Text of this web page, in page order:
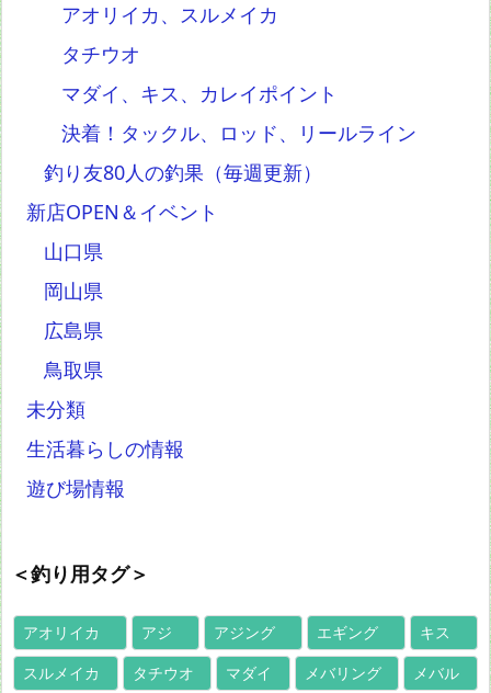
アオリイカ、スルメイカ
タチウオ
マダイ、キス、カレイポイント
決着！タックル、ロッド、リールライン
釣り友80人の釣果（毎週更新）
新店OPEN＆イベント
山口県
岡山県
広島県
鳥取県
未分類
生活暮らしの情報
遊び場情報
＜釣り用タグ＞
アオリイカ アジ アジング エギング
キス
スルメイカ
タチウオ マダイ メバリング メバル